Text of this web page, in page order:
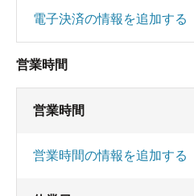
電子決済の情報を追加する
営業時間
営業時間
営業時間の情報を追加する